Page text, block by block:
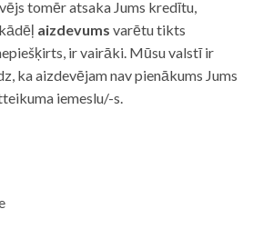
tomēr atsaka Jums kredītu,
aizdevums varētu tikts
ir vairāki. Mūsu valstī ir
ka aizdevējam nav pienākums Jums
iemeslu/-s.